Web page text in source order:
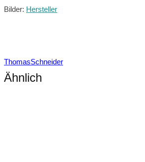
Bilder: Hersteller
ThomasSchneider
Ähnlich